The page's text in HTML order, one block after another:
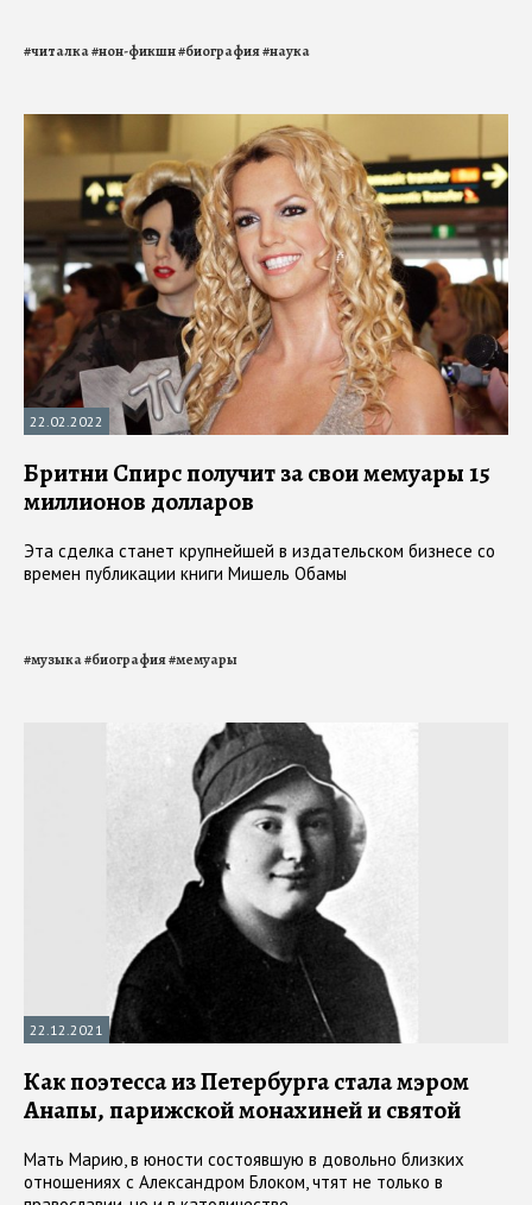
#читалка#нон-фикшн#биография#наука
22.02.2022
Бритни Спирс получит за свои мемуары 15
миллионов долларов
Эта сделка станет крупнейшей в издательском бизнесе со
времен публикации книги Мишель Обамы
#музыка#биография#мемуары
22.12.2021
Как поэтесса из Петербурга стала мэром
Анапы, парижской монахиней и святой
Мать Марию, в юности состоявшую в довольно близких
отношениях с Александром Блоком, чтят не только в